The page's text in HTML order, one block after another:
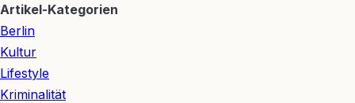
Artikel-Kategorien
Berlin
Kultur
Lifestyle
Kriminalität